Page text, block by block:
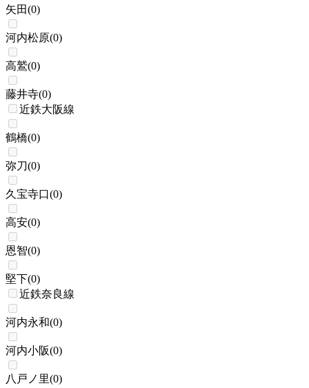
矢田(0)
河内松原(0)
高鷲(0)
藤井寺(0)
近鉄大阪線
鶴橋(0)
弥刀(0)
久宝寺口(0)
高安(0)
恩智(0)
堅下(0)
近鉄奈良線
河内永和(0)
河内小阪(0)
八戸ノ里(0)